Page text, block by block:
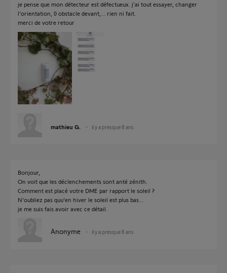
je pense que mon détecteur est défectueux. j'ai tout essayer, changer
l'orientation, 0 obstacle devant,... rien ni fait.
merci de votre retour
mathieu G. il y a presque 8 ans
Bonjour,
On voit que les déclenchements sont anté zénith.
Comment est placé votre DME par rapport le soleil ?
N'oubliez pas quu'en hiver le soleil est plus bas...
je me suis fais avoir avec ce détail.
Anonyme il y a presque 8 ans